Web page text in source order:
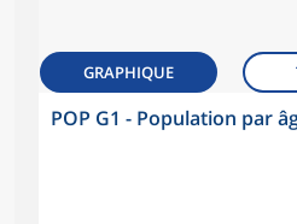
GRAPHIQUE
POP G1 - Population par